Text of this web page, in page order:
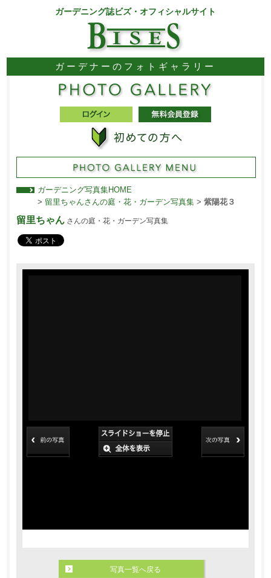
ガーデニング誌ビズ・オフィシャルサイト
ガーデナーのフォトギャラリー
ガーデニング写真集HOME
> 留里ちゃんさんの庭・花・ガーデン写真集> 紫陽花３
留里ちゃんさんの庭・花・ガーデン写真集
写真一覧へ戻る